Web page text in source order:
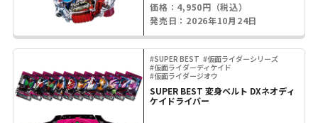
価格：4,950円（税込）
発売日：2026年10月24日
#SUPER BEST #仮面ライダーシリーズ
#仮面ライダーディケイド
#仮面ライダージオウ
SUPER BEST 変身ベルト DXネオディ
ケイドライバー